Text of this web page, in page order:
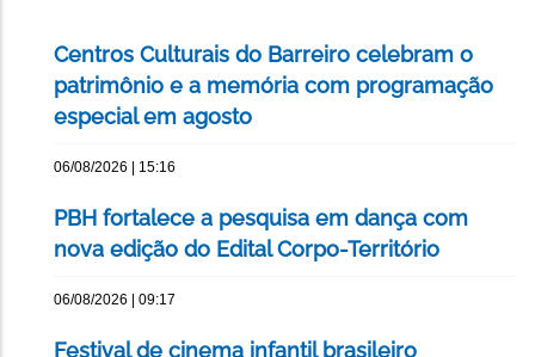
Centros Culturais do Barreiro celebram o
patrimônio e a memória com programação
especial em agosto
06/08/2026 | 15:16
PBH fortalece a pesquisa em dança com
nova edição do Edital Corpo-Território
06/08/2026 | 09:17
Festival de cinema infantil brasileiro